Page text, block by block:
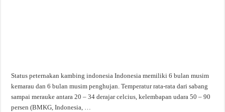
Status peternakan kambing indonesia Indonesia memiliki 6 bulan musim
kemarau dan 6 bulan musim penghujan. Temperatur rata-rata dari sabang
sampai merauke antara 20 – 34 derajar celcius, kelembapan udara 50 – 90
persen (BMKG, Indonesia, …